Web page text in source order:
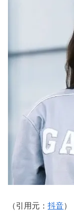
（引用元： 抖音）